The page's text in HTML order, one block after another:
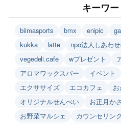
キーワ
biimasports bmx enipic
kukka
latte npo法人しあわ
vegedeli.cafe
wプレゼント
アロマワックスバー
イベント
エクササイズ
エコカフェ
オリジナルせんべい
お正月か
お野菜マルシェ
カウンセリン